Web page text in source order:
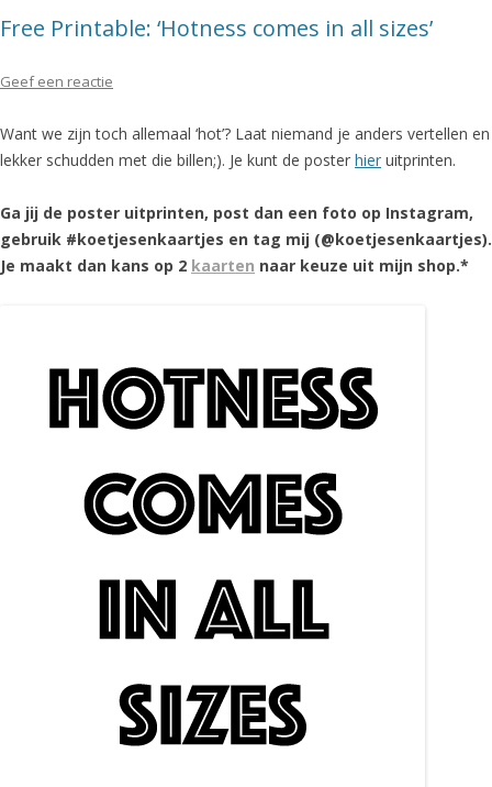
Free Printable: ‘Hotness comes in all sizes’
Geef een reactie
Want we zijn toch allemaal ‘hot’? Laat niemand je anders vertellen en
lekker schudden met die billen;). Je kunt de poster hier uitprinten.
Ga jij de poster uitprinten, post dan een foto op Instagram,
gebruik #koetjesenkaartjes en tag mij (@koetjesenkaartjes).
Je maakt dan kans op 2 kaarten naar keuze uit mijn shop.*